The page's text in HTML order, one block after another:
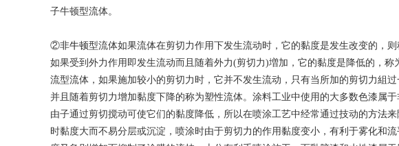
子牛顿型流体。
②非牛顿型流体如果流体在剪切力作用下发生流动时，它的黏度是发生改变的，
如果受到外力作用即发生流动而且随着外力(剪切力)増加，它的黏度是降低的，
流型流体，如果施加较小的剪切力时，它并不发生流动，只有当所加的剪切力組
并且随着剪切力增加黏度下降的称为塑性流体。涂料工业中使用的大多数色漆属
由子通过剪切搅动可使它们的黏度降低，所以在喷涂工艺中经常通过技动的方法来
时黏度大而不易分层或沉淀，喷涂时由于剪切力的作用黏度变小，有利于雾化和